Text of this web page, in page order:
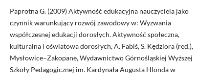
Paprotna G. (2009) Aktywność edukacyjna nauczyciela jako
czynnik warunkujący rozwój zawodowy w: Wyzwania
współczesnej edukacji dorosłych. Aktywność społeczna,
kulturalna i oświatowa dorosłych, A. Fabiś, S. Kędziora (red.),
Mysłowice–Zakopane, Wydawnictwo Górnośląskiej Wyższej
Szkoły Pedagogicznej im. Kardynała Augusta Hlonda w